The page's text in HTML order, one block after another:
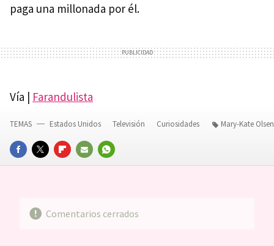
paga una millonada por él.
Vía | Farandulista
FACEBOOKTWITTERFLIPBOARD
E-
WHATSAPP
TEMAS Estados Unidos Televisión Curiosidades Mary-Kate Olsen
Comentarios cerrados